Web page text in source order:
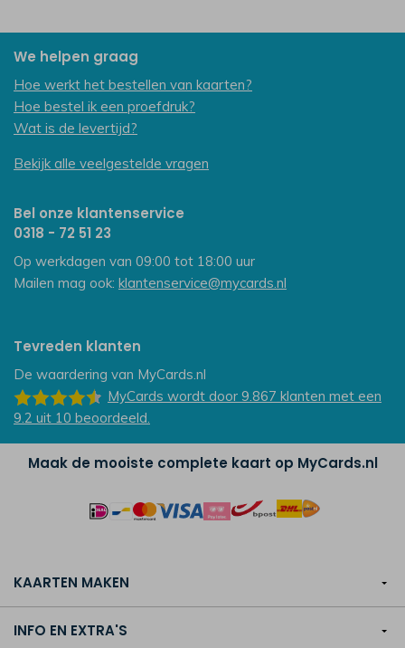
We helpen graag
Hoe werkt het bestellen van kaarten?
Hoe bestel ik een proefdruk?
Wat is de levertijd?
Bekijk alle veelgestelde vragen
Bel onze klantenservice
0318 - 72 51 23
Op werkdagen van 09:00 tot 18:00 uur
Mailen mag ook: klantenservice@mycards.nl
Tevreden klanten
De waardering van MyCards.nl
MyCards wordt door 9.867 klanten met een
9.2 uit 10 beoordeeld.
Maak de mooiste complete kaart op MyCards.nl
KAARTEN MAKEN
INFO EN EXTRA'S